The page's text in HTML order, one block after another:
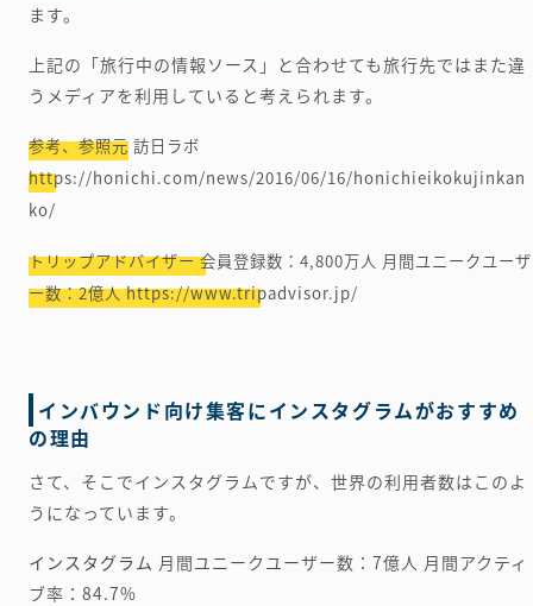
ます。
上記の「旅行中の情報ソース」と合わせても旅行先ではまた違
うメディアを利用していると考えられます。
参考、参照元 訪日ラボ
https://honichi.com/news/2016/06/16/honichieikokujinkan
ko/
トリップアドバイザー 会員登録数：4,800万人 月間ユニークユーザ
ー数：2億人 https://www.tripadvisor.jp/
インバウンド向け集客にインスタグラムがおすすめ
の理由
さて、そこでインスタグラムですが、世界の利用者数はこのよ
うになっています。
インスタグラム 月間ユニークユーザー数：7億人 月間アクティ
ブ率：84.7%